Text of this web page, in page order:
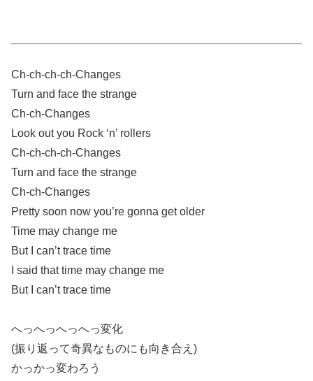
Ch-ch-ch-ch-Changes
Turn and face the strange
Ch-ch-Changes
Look out you Rock ‘n’ rollers
Ch-ch-ch-ch-Changes
Turn and face the strange
Ch-ch-Changes
Pretty soon now you’re gonna get older
Time may change me
But I can’t trace time
I said that time may change me
But I can’t trace time
へっへっへっへっ変化
(振り返って奇異なものにも向き合え)
かっかっ変わろう